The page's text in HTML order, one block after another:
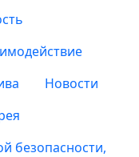
Новости
безопасности,